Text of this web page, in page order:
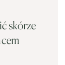
skórze